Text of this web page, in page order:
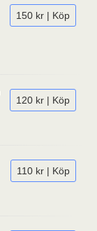
150 kr | Köp
120 kr | Köp
110 kr | Köp